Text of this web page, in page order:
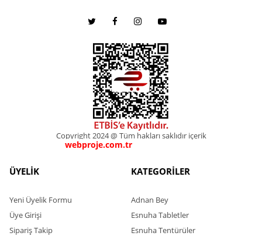
Copyright 2024 @ Tüm hakları saklıdır içerik
webproje.com.trwebproje.com.tr
ÜYELİK
Yeni Üyelik Formu
Üye Girişi
Sipariş Takip
KATEGORİLER
Adnan Bey
Esnuha Tabletler
Esnuha Tentürüler